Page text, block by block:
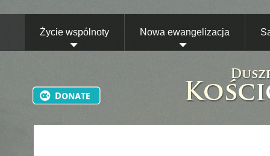
Życie wspólnoty Nowa ewangelizacja